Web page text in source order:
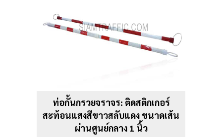
ท่อกั้นกรวยจราจร: ติดสติกเกอร์
สะท้อนแสงสีขาวสลับแดง ขนาดเส้น
ผ่านศูนย์กลาง 1 นิ้ว